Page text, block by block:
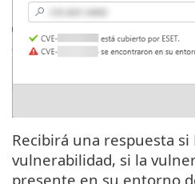
Recibirá una respuesta si
vulnerabilidad, si la
presente en su entorno